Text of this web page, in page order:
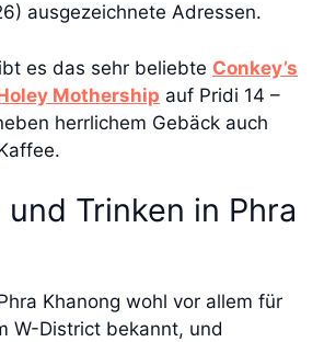
ausgezeichnete Adressen.
es das sehr beliebte Conkey’s
Mothership auf Pridi 14 –
herrlichem Gebäck auch
Trinken in Phra
Khanong wohl vor allem für
W-District bekannt, und